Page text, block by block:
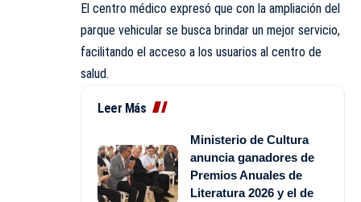
El centro médico expresó que con la ampliación del
parque vehicular se busca brindar un mejor servicio,
facilitando el acceso a los usuarios al centro de
salud.
Leer Más
Ministerio de Cultura
anuncia ganadores de
Premios Anuales de
Literatura 2026 y el de